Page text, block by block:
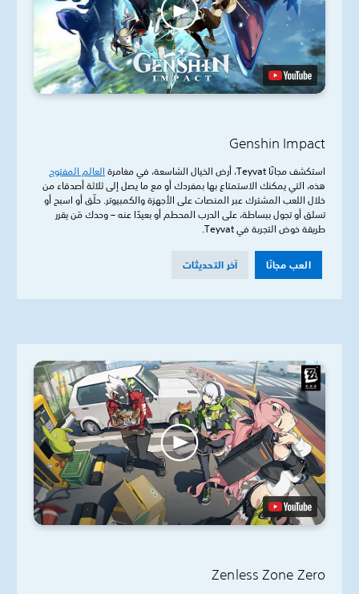
Genshin Impact
استكشف مجانًا Teyvat، أرض الخيال الشاسعة، في مغامرة
العالم المفتوح
هذه، التي يمكنك الاستمتاع بها بمفردك أو مع ما يصل إلى ثلاثة أصدقاء من
خلال اللعب المشترك عبر المنصات على الأجهزة والكمبيوتر. حلّق أو اسبح أو
تسلق أو تجول ببساطة، على الدرب المحطم أو بعيدًا عنه – وحدك مَن يقرر
طريقة خوض التجربة في Teyvat.
العب مجانًا آخر التحديثات
Zenless Zone Zero